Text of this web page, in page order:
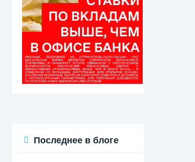
Последнее в блоге